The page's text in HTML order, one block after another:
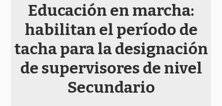
Educación en marcha:
habilitan el período de
tacha para la designación
de supervisores de nivel
Secundario